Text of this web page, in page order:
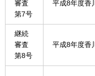
審査
第7号
平成8年度香
継続
審査
第8号
平成8年度香